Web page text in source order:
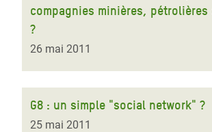
compagnies minières, pétrolières
?
26 mai 2011
G8 : un simple "social network" ?
25 mai 2011